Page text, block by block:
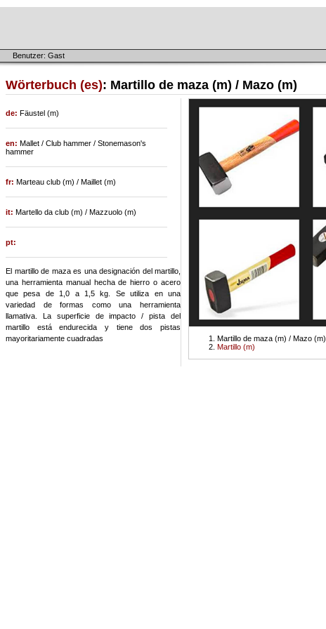
Benutzer: Gast
Wörterbuch (es): Martillo de maza (m) / Mazo (m)
Martillo de maza (m) / Mazo (m)
Martillo (m)
de: Fäustel (m)
en: Mallet / Club hammer / Stonemason's
hammer
fr: Marteau club (m) / Maillet (m)
it: Martello da club (m) / Mazzuolo (m)
pt:
El martillo de maza es una designación del martillo,
una herramienta manual hecha de hierro o acero
que pesa de 1,0 a 1,5 kg. Se utiliza en una
variedad de formas como una herramienta
llamativa. La superficie de impacto / pista del
martillo está endurecida y tiene dos pistas
mayoritariamente cuadradas